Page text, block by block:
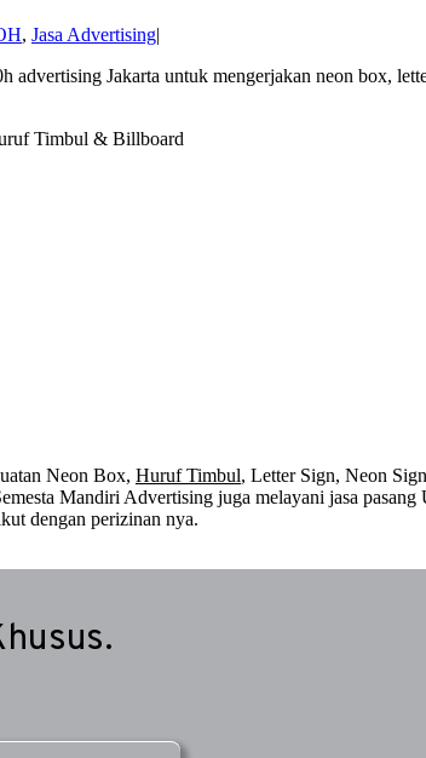
, Jasa Advertising|
advertising Jakarta untuk mengerjakan neon box,
Timbul & Billboard
Neon Box, Huruf Timbul, Letter Sign, Neon
Mandiri Advertising juga melayani jasa
dengan perizinan nya.